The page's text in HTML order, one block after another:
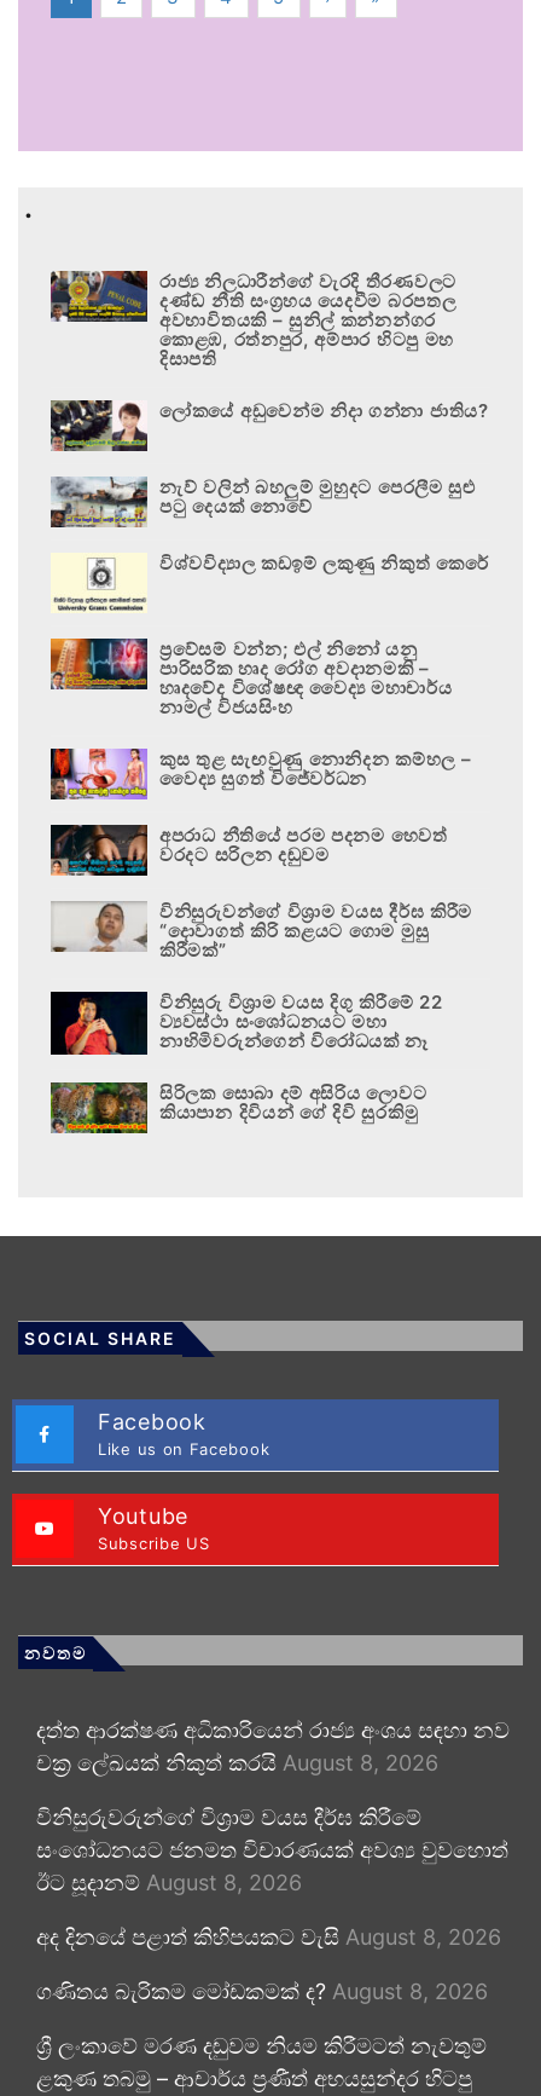
.
රාජ්‍ය නිලධාරීන්ගේ වැරදි තීරණවලට
දණ්ඩ නීති සංග්‍රහය යෙදවීම බරපතල
අවභාවිතයකි – සුනිල් කන්නන්ගර
කොළඹ, රත්නපුර, අම්පාර හිටපු මහ
දිසාපති
ලෝකයේ අඩුවෙන්ම නිදා ගන්නා ජාතිය?
නැව් වලින් බහලුම් මුහුදට පෙරලීම සුළු
පටු දෙයක් නොවේ
විශ්වවිද්‍යාල කඩඉම් ලකුණු නිකුත් කෙරේ
ප්‍රවේසම් වන්න; එල් නිනෝ යනු
පාරිසරික හෘද රෝග අවදානමකි –
හෘදවේද විශේෂඥ වෛද්‍ය මහාචාර්ය
නාමල් විජයසිංහ
කුස තුළ සැඟවුණු නොනිදන කම්හල –
වෛද්‍ය සුගත් විජේවර්ධන
අපරාධ නීතියේ පරම පදනම හෙවත්
වරදට සරිලන දඬුවම
විනිසුරුවන්ගේ විශ්‍රාම වයස දීර්ඝ කිරීම
“දොවාගත් කිරි කළයට ගොම මුසු
කිරීමක්”
විනිසුරු විශ්‍රාම වයස දිගු කිරීමේ 22
ව්‍යවස්ථා සංශෝධනයට මහා
නාහිමිවරුන්ගෙන් විරෝධයක් නෑ
සිරිලක සොබා දම් අසිරිය ලොවට
කියාපාන දිවියන් ගේ දිවි සුරකිමු
SOCIAL SHARE
Facebook
Like us on Facebook
Youtube
Subscribe US
නවතම
දත්ත ආරක්ෂණ අධිකාරියෙන් රාජ්‍ය අංශය සඳහා නව
චක්‍ර ලේඛයක් නිකුත් කරයි August 8, 2026
විනිසුරුවරුන්ගේ විශ්‍රාම වයස දීර්ඝ කිරීමේ
සංශෝධනයට ජනමත විචාරණයක් අවශ්‍ය වුවහොත්
ඊට සූදානම් August 8, 2026
අද දිනයේ පළාත් කිහිපයකට වැසි August 8, 2026
ගණිතය බැරිකම මෝඩකමක් ද? August 8, 2026
ශ්‍රී ලංකාවේ මරණ දඬුවම නියම කිරීමටත් නැවතුම්
ළකුණ තබමු – ආචාර්ය ප්‍රණීත් අභයසුන්දර හිටපු